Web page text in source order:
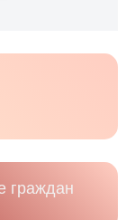
граждан